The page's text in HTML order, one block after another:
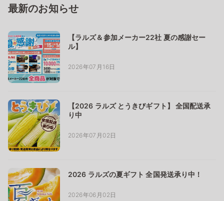
最新のお知らせ
【ラルズ＆参加メーカー22社 夏の感謝セー
ル】
2026年07月16日
【2026 ラルズ とうきびギフト】 全国配送承
り中
2026年07月02日
2026 ラルズの夏ギフト 全国発送承り中！
2026年06月02日